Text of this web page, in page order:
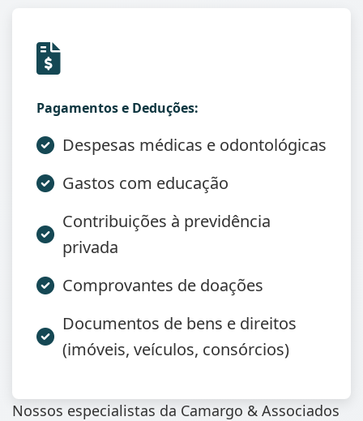
Pagamentos e Deduções:
Despesas médicas e odontológicas
Gastos com educação
Contribuições à previdência
privada
Comprovantes de doações
Documentos de bens e direitos
(imóveis, veículos, consórcios)
Nossos especialistas da Camargo & Associados